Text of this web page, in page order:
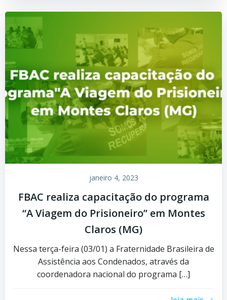
janeiro 4, 2023
FBAC realiza capacitação do programa
“A Viagem do Prisioneiro” em Montes
Claros (MG)
Nessa terça-feira (03/01) a Fraternidade Brasileira de
Assistência aos Condenados, através da
coordenadora nacional do programa […]